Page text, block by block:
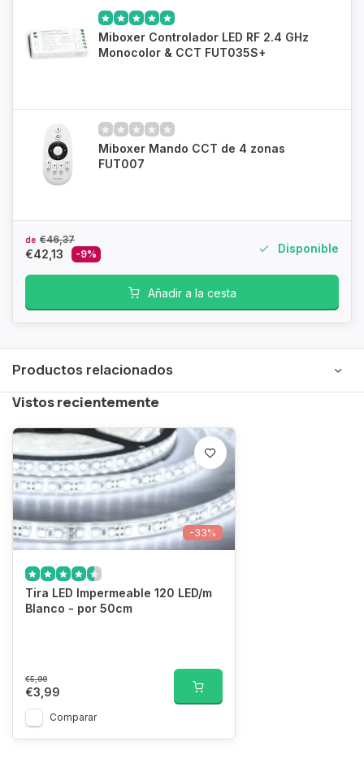
Miboxer Controlador LED RF 2.4 GHz
Monocolor & CCT FUT035S+
Miboxer Mando CCT de 4 zonas
FUT007
de €46,37
€42,13 -9% Disponible
Añadir a la cesta
Productos relacionados
Vistos recientemente
-33%
Tira LED Impermeable 120 LED/m
Blanco - por 50cm
€5,99
€3,99
Comparar